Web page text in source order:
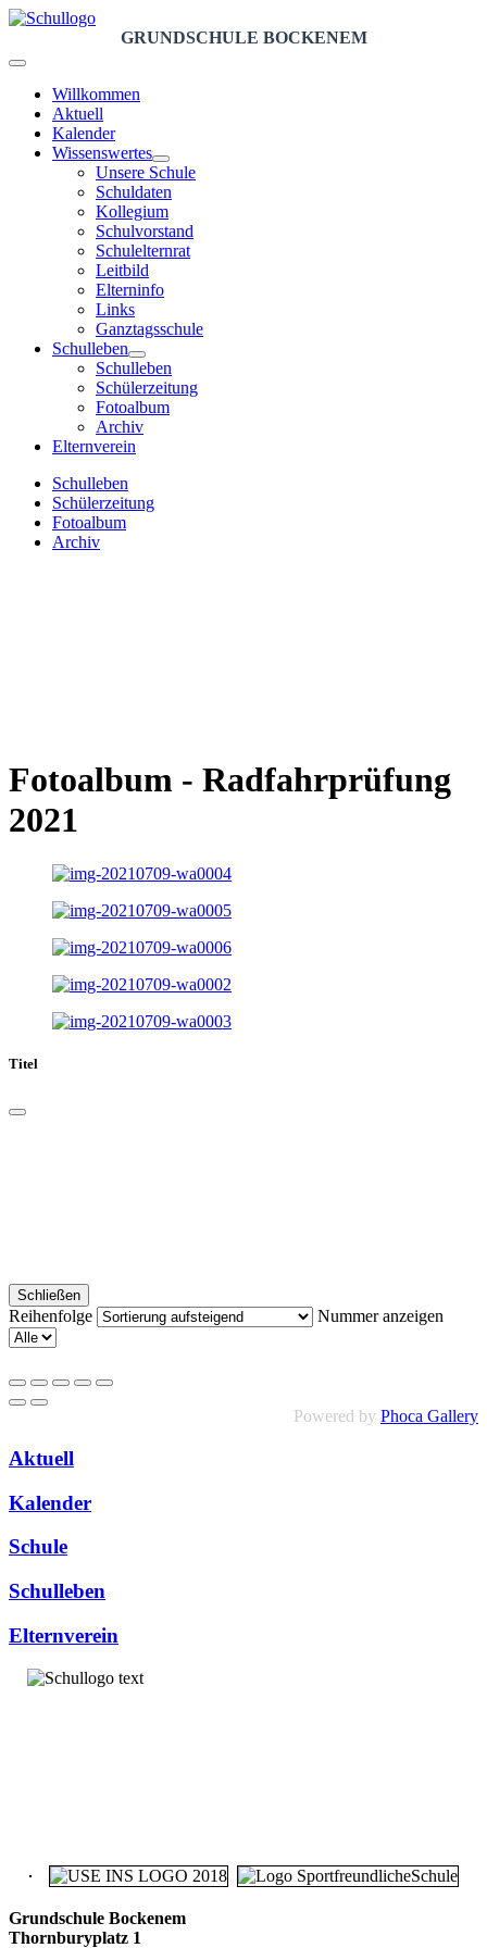
GRUNDSCHULE BOCKENEM
Willkommen
Aktuell
Kalender
Wissenswertes
Unsere Schule
Schuldaten
Kollegium
Schulvorstand
Schulelternrat
Leitbild
Elterninfo
Links
Ganztagsschule
Schulleben
Schulleben
Schülerzeitung
Fotoalbum
Archiv
Elternverein
Schulleben
Schülerzeitung
Fotoalbum
Archiv
Fotoalbum - Radfahrprüfung
2021
Titel
Schließen
Reihenfolge Nummer anzeigen
Powered by Phoca Gallery
Aktuell
Kalender
Schule
Schulleben
Elternverein
Grundschule Bockenem
Thornburyplatz 1